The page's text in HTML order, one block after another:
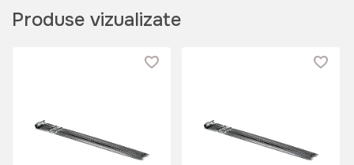
Produse vizualizate